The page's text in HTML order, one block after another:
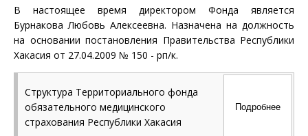
В настоящее время директором Фонда является
Бурнакова Любовь Алексеевна. Назначена на должность
на основании постановления Правительства Республики
Хакасия от 27.04.2009 № 150 - рп/к.
Структура Территориального фонда
обязательного медицинского
страхования Республики Хакасия
Подробнее